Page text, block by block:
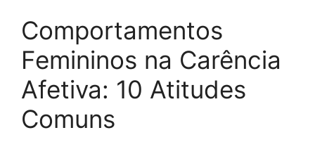
Comportamentos
Femininos na Carência
Afetiva: 10 Atitudes
Comuns